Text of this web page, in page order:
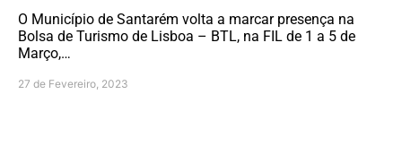
O Município de Santarém volta a marcar presença na
Bolsa de Turismo de Lisboa – BTL, na FIL de 1 a 5 de
Março,…
27 de Fevereiro, 2023